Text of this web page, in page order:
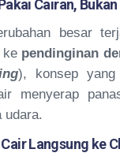
Cairan,
besar
ke pendinginan
), konsep yang
menyerap
udara.
Langsung ke